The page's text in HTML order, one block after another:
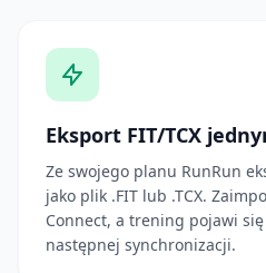
Eksport FIT/TCX
Ze swojego planu RunRun
jako plik .FIT lub .TCX.
Connect, a trening pojawi
następnej synchronizacji.